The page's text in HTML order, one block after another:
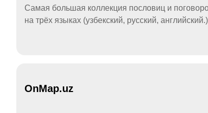
Самая большая коллекция пословиц и
на трёх языках (узбекский, русский, английский.)
OnMap.uz